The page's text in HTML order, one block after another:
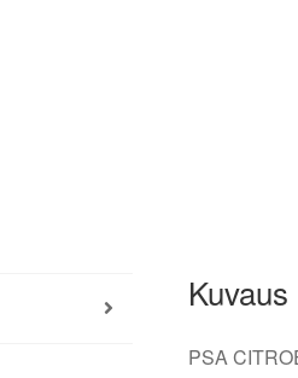
Kuvaus
PSA